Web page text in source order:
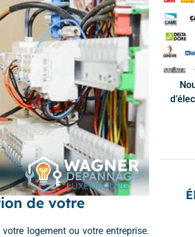
de votre
logement ou votre entreprise.